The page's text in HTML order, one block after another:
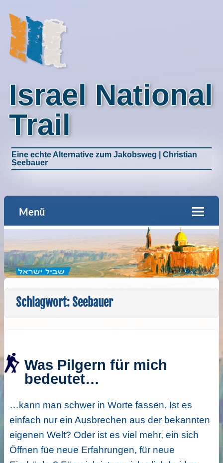
Israel National
Trail
Eine echte Alternative zum Jakobsweg | Christian
Seebauer
Menü
Schlagwort: Seebauer
Was Pilgern für mich
bedeutet…
…kann man schwer in Worte fassen. Ist es
einfach nur ein Ausbrechen aus der bekannten
eigenen Welt? Oder ist es viel mehr, ein sich
Öffnen füe neue Erfahrungen, für neue